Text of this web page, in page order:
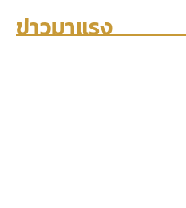
ข่าวมาแรง